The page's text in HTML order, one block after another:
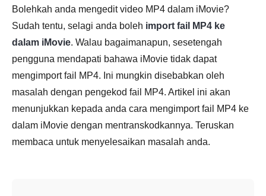
Bolehkah anda mengedit video MP4 dalam iMovie?
Sudah tentu, selagi anda boleh import fail MP4 ke
dalam iMovie. Walau bagaimanapun, sesetengah
pengguna mendapati bahawa iMovie tidak dapat
mengimport fail MP4. Ini mungkin disebabkan oleh
masalah dengan pengekod fail MP4. Artikel ini akan
menunjukkan kepada anda cara mengimport fail MP4 ke
dalam iMovie dengan mentranskodkannya. Teruskan
membaca untuk menyelesaikan masalah anda.